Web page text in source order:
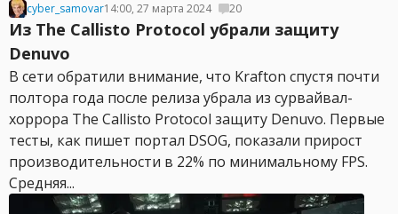
cyber_samovar14:00, 27 марта 2024 20
Из The Callisto Protocol убрали защиту
Denuvo
В сети обратили внимание, что Krafton спустя почти
полтора года после релиза убрала из сурвайвал-
хоррора The Callisto Protocol защиту Denuvo. Первые
тесты, как пишет портал DSOG, показали прирост
производительности в 22% по минимальному FPS.
Средняя...